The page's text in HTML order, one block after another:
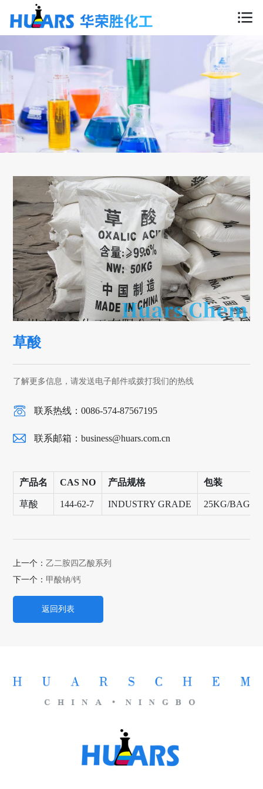
草酸
了解更多信息，请发送电子邮件或拨打我们的热线
联系热线：0086-574-87567195
联系邮箱：business@huars.com.cn
产品名 CAS NO 产品规格 包装
草酸 144-62-7 INDUSTRY GRADE 25KG/BAG
上一个： 乙二胺四乙酸系列
下一个： 甲酸钠/钙
返回列表